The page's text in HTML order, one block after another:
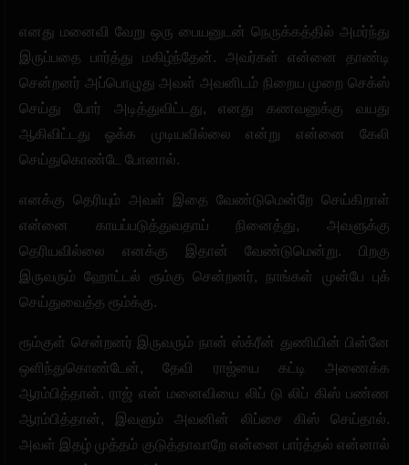
எனது மனைவி வேறு ஒரு பையனுடன் நெருக்கத்தில் அமர்ந்து
இருப்பதை பார்த்து மகிழ்ந்தேன். அவர்கள் என்னை தாண்டி
சென்றனர் அப்பொழுது அவள் அவனிடம் நிறைய முறை செக்ஸ்
செய்து போர் அடித்துவிட்டது, எனது கணவனுக்கு வயது
ஆகிவிட்டது ஓக்க முடியவில்லை என்று என்னை கேலி
செய்துகொண்டே போனால்.
எனக்கு தெரியும் அவள் இதை வேண்டுமென்றே செய்கிறாள்
என்னை காயப்படுத்துவதாய் நினைத்து, அவளுக்கு
தெரியவில்லை எனக்கு இதான் வேண்டுமென்று. பிறகு
இருவரும் ஹோட்டல் ரூம்கு சென்றனர், நாங்கள் முன்பே புக்
செய்துவைத்த ரூம்க்கு.
ரூம்குள் சென்றனர் இருவரும் நான் ஸ்க்ரீன் துணியின் பின்னே
ஒளிந்துகொண்டேன், தேவி ராஜ்யை கட்டி அணைக்க
ஆரம்பித்தான். ராஜ் என் மனைவியை லிப் டு லிப் கிஸ் பண்ண
ஆரம்பித்தான், இவளும் அவனின் லிப்சை கிஸ் செய்தால்.
அவள் இதழ் முத்தம் குடுத்தாவாறே என்னை பார்த்தல் என்னால்